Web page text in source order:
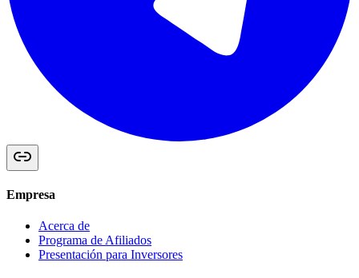
Empresa
Acerca de
Programa de Afiliados
Presentación para Inversores